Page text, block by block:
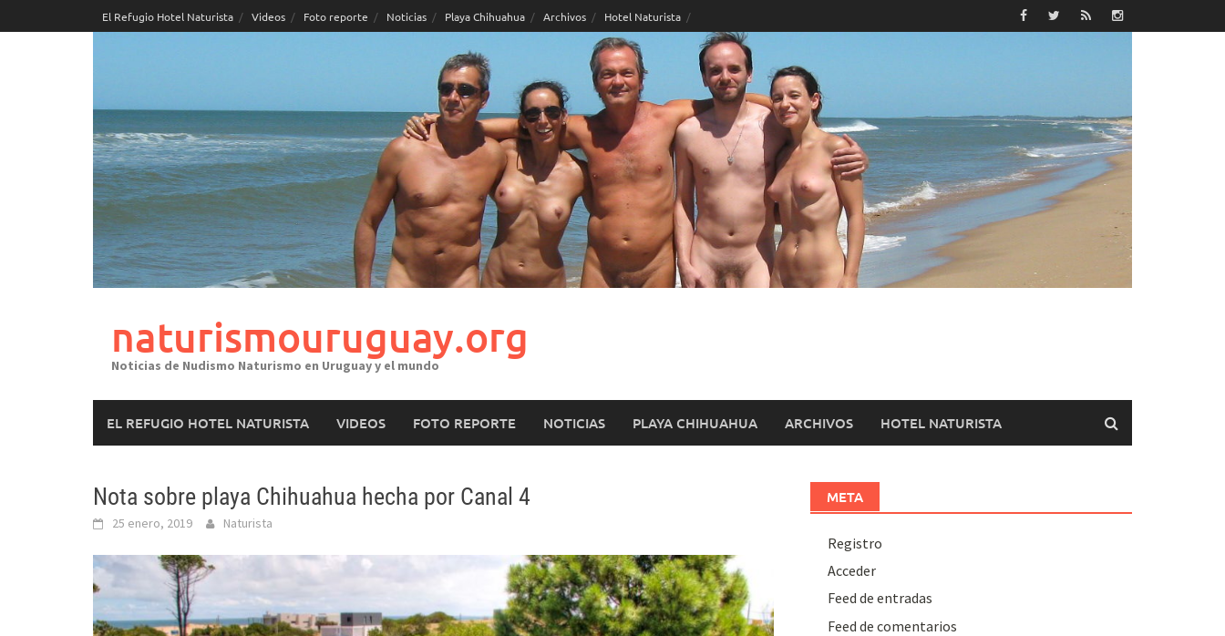
to
El Refugio Hotel Naturista Videos Foto reporte Noticias Playa Chihuahua Archivos Hotel Naturista
naturismouruguay.org
Noticias de Nudismo Naturismo en Uruguay y el mundo
EL REFUGIO HOTEL NATURISTA VIDEOS FOTO REPORTE NOTICIAS PLAYA CHIHUAHUA ARCHIVOS HOTEL NATURISTA
Nota sobre playa Chihuahua hecha por Canal 4
25 enero, 2019 Naturista
META
Registro
Acceder
Feed de entradas
Feed de comentarios